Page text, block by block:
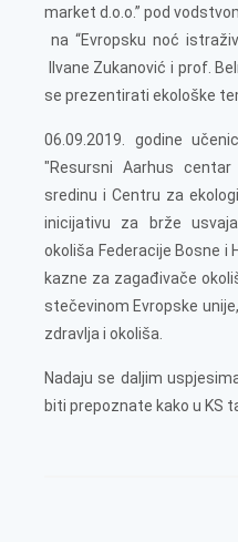
market d.o.o.” pod
na “Evropsku noć
Ilvane Zukanović i prof.
se prezentirati ekološke
06.09.2019. godine
"Resursni Aarhus
sredinu i Centru za
inicijativu za brže
okoliša Federacije Bosne i
kazne za zagađivače
stečevinom Evropske
zdravlja i okoliša.
Nadaju se daljim
biti prepoznate kako u KS